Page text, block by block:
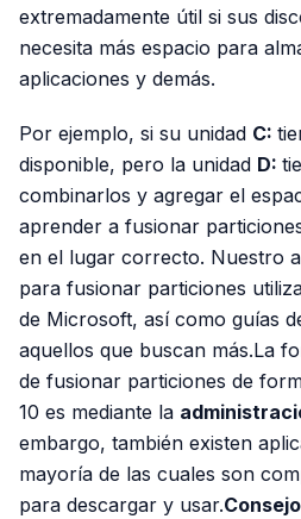
extremadamente útil si sus
necesita más espacio para
aplicaciones y demás.
Por ejemplo, si su unidad C:
disponible, pero la unidad D:
combinarlos y agregar el
aprender a fusionar
en el lugar correcto. Nuestro
para fusionar particiones
de Microsoft, así como guías
aquellos que buscan más.La
de fusionar particiones de
10 es mediante la
embargo, también existen
mayoría de las cuales son
para descargar y usar.Consejo